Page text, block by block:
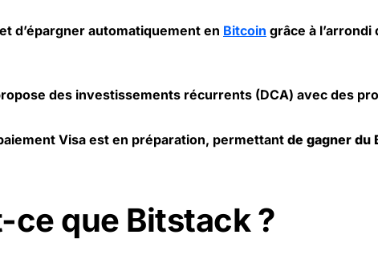
d’épargner automatiquement en Bitcoin grâce à
des investissements récurrents (DCA) avec des
Visa est en préparation, permettant de gagner du
ce que Bitstack ?